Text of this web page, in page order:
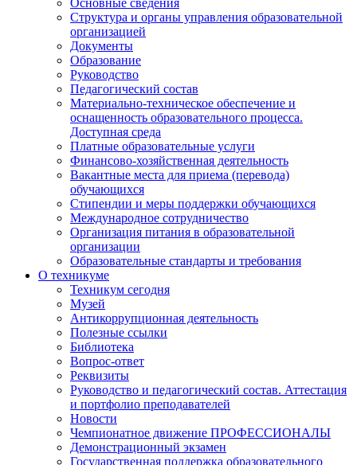
Основные сведения
Структура и органы управления образовательной
организацией
Документы
Образование
Руководство
Педагогический состав
Материально-техническое обеспечение и
оснащенность образовательного процесса.
Доступная среда
Платные образовательные услуги
Финансово-хозяйственная деятельность
Вакантные места для приема (перевода)
обучающихся
Стипендии и меры поддержки обучающихся
Международное сотрудничество
Организация питания в образовательной
организации
Образовательные стандарты и требования
О техникуме
Техникум сегодня
Музей
Антикоррупционная деятельность
Полезные ссылки
Библиотека
Вопрос-ответ
Реквизиты
Руководство и педагогический состав. Аттестация
и портфолио преподавателей
Новости
Чемпионатное движение ПРОФЕССИОНАЛЫ
Демонстрационный экзамен
Государственная поддержка образовательного